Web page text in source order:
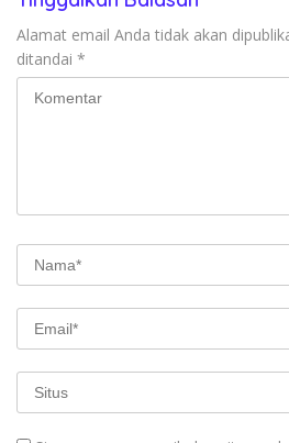
Alamat email Anda tidak akan
ditandai *